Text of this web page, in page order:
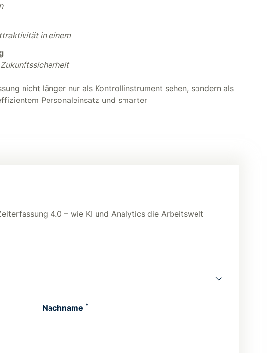
in einem
nicht länger nur als Kontrollinstrument sehen, sondern als
Personaleinsatz und smarter
4.0 – wie KI und Analytics die Arbeitswelt
Nachname *